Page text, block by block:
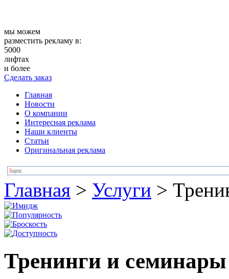
мы можем
разместить рекламу в:
5000
лифтах
и более
Сделать заказ
Главная
Новости
О компании
Интересная реклама
Наши клиенты
Статьи
Оригинальная реклама
Главная > Услуги >
Тренинги и семинары